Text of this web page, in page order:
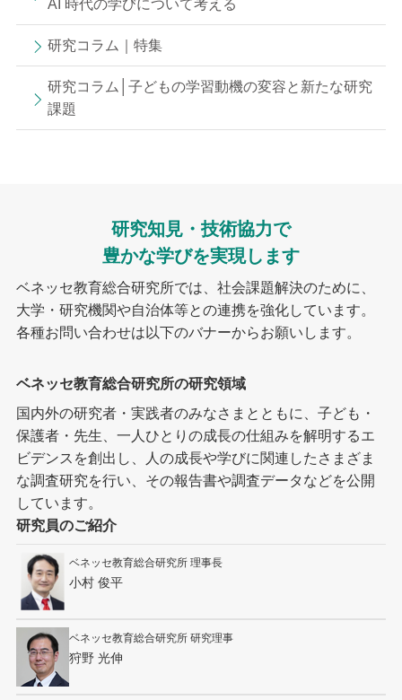
AI 時代の学びについて考える
研究コラム｜特集
研究コラム│子どもの学習動機の変容と新たな研究
課題
研究知見・技術協力で
豊かな学びを実現します
ベネッセ教育総合研究所では、社会課題解決のために、
大学・研究機関や自治体等との連携を強化しています。
各種お問い合わせは以下のバナーからお願いします。
ベネッセ教育総合研究所の研究領域
国内外の研究者・実践者のみなさまとともに、子ども・
保護者・先生、一人ひとりの成長の仕組みを解明するエ
ビデンスを創出し、人の成長や学びに関連したさまざま
な調査研究を行い、その報告書や調査データなどを公開
しています。
研究員のご紹介
ベネッセ教育総合研究所 理事長
小村 俊平
ベネッセ教育総合研究所 研究理事
狩野 光伸